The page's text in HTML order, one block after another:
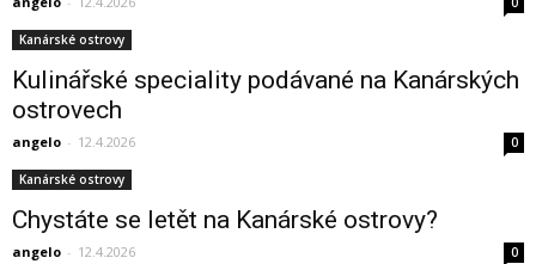
Kanárské ostrovy
Kulinářské speciality podávané na Kanárských
ostrovech
angelo - 12.4.2026 0
Kanárské ostrovy
Chystáte se letět na Kanárské ostrovy?
angelo - 12.4.2026 0